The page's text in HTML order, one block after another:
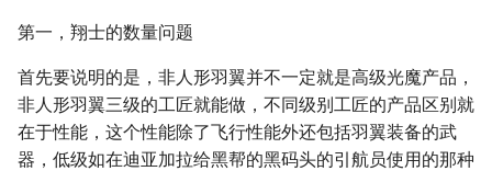
第一，翔士的数量问题
首先要说明的是，非人形羽翼并不一定就是高级光魔产品，
非人形羽翼三级的工匠就能做，不同级别工匠的产品区别就
在于性能，这个性能除了飞行性能外还包括羽翼装备的武
器，低级如在迪亚加拉给黑帮的黑码头的引航员使用的那种